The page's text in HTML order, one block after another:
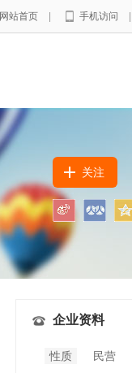
网站首页 手机访问
关注
企业资料
性质 民营